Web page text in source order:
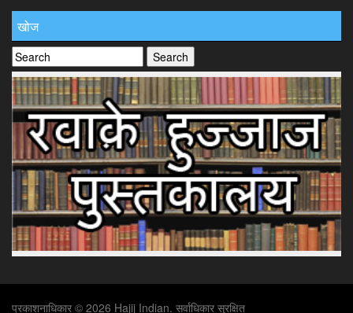
खोज
प्रकाशनाधिकार © 2026 Hajij Indian. सर्वाधिकार सुरक्षित